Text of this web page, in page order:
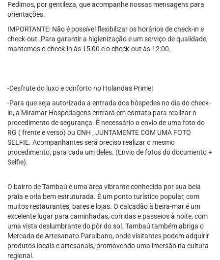
Pedimos, por gentileza, que acompanhe nossas mensagens para
orientações.
IMPORTANTE: Não é possível flexibilizar os horários de check-in e
check-out. Para garantir a higienização e um serviço de qualidade,
mantemos o check-in às 15:00 e o check-out às 12:00.
-Desfrute do luxo e conforto no Holandas Prime!
-Para que seja autorizada a entrada dos hóspedes no dia do check-
in, a Miramar Hospedagens entrará em contato para realizar o
procedimento de segurança. É necessário o envio de uma foto do
RG ( frente e verso) ou CNH , JUNTAMENTE COM UMA FOTO
SELFIE. Acompanhantes será preciso realizar o mesmo
procedimento, para cada um deles. (Envio de fotos do documento +
Selfie).
O bairro de Tambaú é uma área vibrante conhecida por sua bela
praia e orla bem estruturada. É um ponto turístico popular, com
muitos restaurantes, bares e lojas. O calçadão à beira-mar é um
excelente lugar para caminhadas, corridas e passeios à noite, com
uma vista deslumbrante do pôr do sol. Tambaú também abriga o
Mercado de Artesanato Paraibano, onde visitantes podem adquirir
produtos locais e artesanais, promovendo uma imersão na cultura
regional.